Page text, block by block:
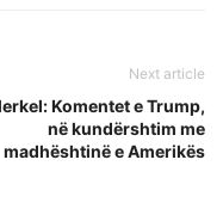
Next article
Komentet e Trump,
në kundërshtim me
madhështinë e Amerikës